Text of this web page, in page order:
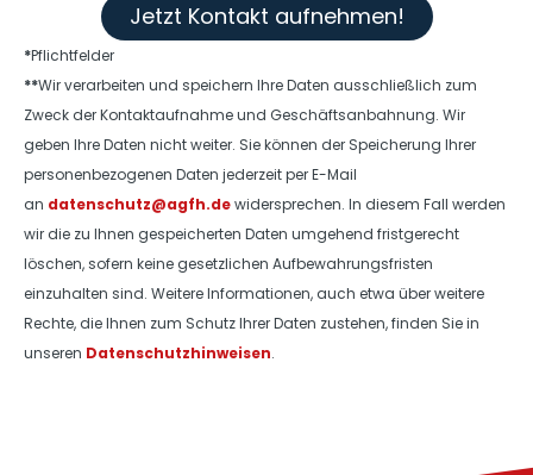
Jetzt Kontakt aufnehmen!
*Pflichtfelder
**Wir verarbeiten und speichern Ihre Daten ausschließlich zum
Zweck der Kontaktaufnahme und Geschäftsanbahnung. Wir
geben Ihre Daten nicht weiter. Sie können der Speicherung Ihrer
personenbezogenen Daten jederzeit per E-Mail
an datenschutz@agfh.dewidersprechen. In diesem Fall werden
wir die zu Ihnen gespeicherten Daten umgehend fristgerecht
löschen, sofern keine gesetzlichen Aufbewahrungsfristen
einzuhalten sind. Weitere Informationen, auch etwa über weitere
Rechte, die Ihnen zum Schutz Ihrer Daten zustehen, finden Sie in
unseren Datenschutzhinweisen.